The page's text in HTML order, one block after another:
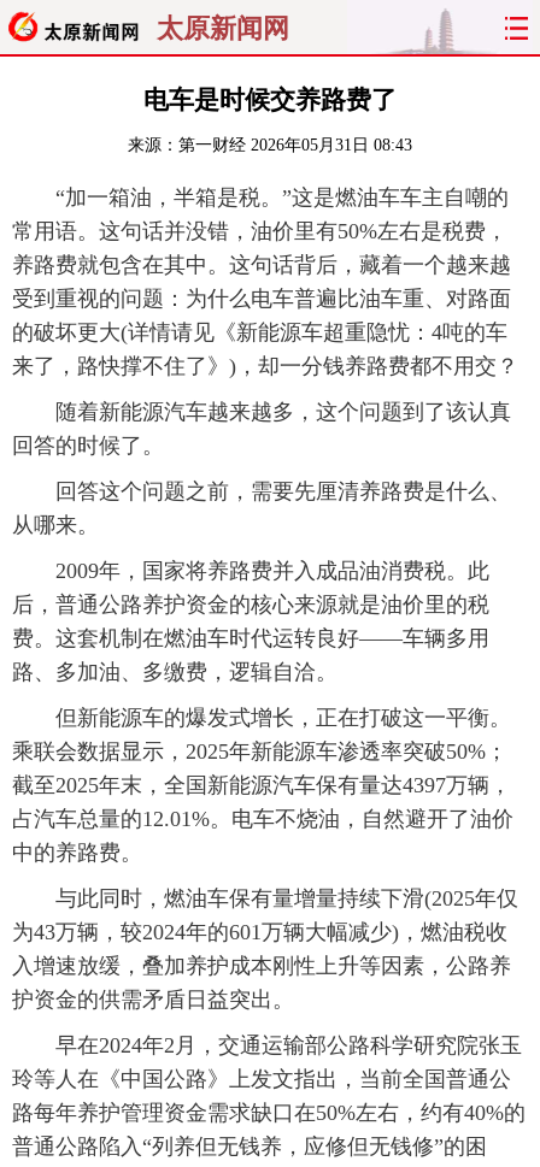
太原新闻网
聚焦 太原
关注 文明
纵横 曝光 综合 专题
旅游 理财 政务 教育
看天下 晋月读 最太原 网罗民生
太原日报
电车是时候交养路费了
来源： 第一财经 2026年05月31日 08:43
“加一箱油，半箱是税。”这是燃油车车主自嘲的
常用语。这句话并没错，油价里有50%左右是税费，
养路费就包含在其中。这句话背后，藏着一个越来越
受到重视的问题：为什么电车普遍比油车重、对路面
的破坏更大(详情请见《新能源车超重隐忧：4吨的车
来了，路快撑不住了》)，却一分钱养路费都不用交？
随着新能源汽车越来越多，这个问题到了该认真
回答的时候了。
回答这个问题之前，需要先厘清养路费是什么、
从哪来。
2009年，国家将养路费并入成品油消费税。此
后，普通公路养护资金的核心来源就是油价里的税
费。这套机制在燃油车时代运转良好——车辆多用
路、多加油、多缴费，逻辑自洽。
但新能源车的爆发式增长，正在打破这一平衡。
乘联会数据显示，2025年新能源车渗透率突破50%；
截至2025年末，全国新能源汽车保有量达4397万辆，
占汽车总量的12.01%。电车不烧油，自然避开了油价
中的养路费。
与此同时，燃油车保有量增量持续下滑(2025年仅
为43万辆，较2024年的601万辆大幅减少)，燃油税收
入增速放缓，叠加养护成本刚性上升等因素，公路养
护资金的供需矛盾日益突出。
早在2024年2月，交通运输部公路科学研究院张玉
玲等人在《中国公路》上发文指出，当前全国普通公
路每年养护管理资金需求缺口在50%左右，约有40%的
普通公路陷入“列养但无钱养，应修但无钱修”的困